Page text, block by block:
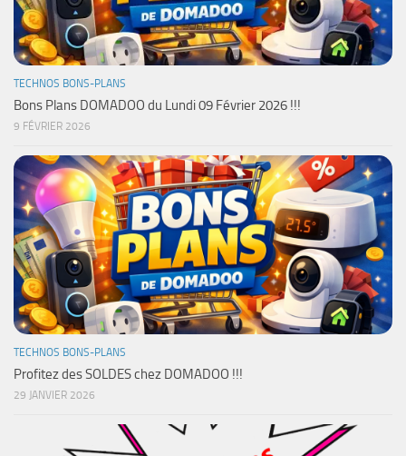
TECHNOS BONS-PLANS
Bons Plans DOMADOO du Lundi 09 Février 2026 !!!
9 FÉVRIER 2026
TECHNOS BONS-PLANS
Profitez des SOLDES chez DOMADOO !!!
29 JANVIER 2026